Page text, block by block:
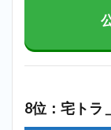
8位：宅トラ